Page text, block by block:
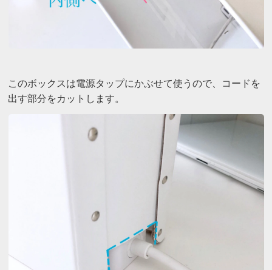
このボックスは電源タップにかぶせて使うので、コードを
出す部分をカットします。